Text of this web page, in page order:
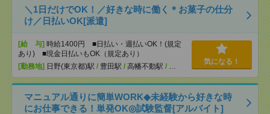
＼1日だけでOK！／好きな時に働く＊お菓子の仕分
け／日払いOK[派遣]
[給 与] 時給1400円 ■日払い・週払いOK！(規定
あり) ■現金日払いもOK（規定あり）
[勤務地] 日野(東京都)駅 / 豊田駅 / 高幡不動駅 / …
気になる！
マニュアル通りに簡単WORK◆未経験から好きな時
にお仕事できる！単発OK◎試験監督[アルバイト]